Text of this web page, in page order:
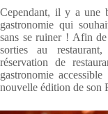
Cependant, il y a une
gastronomie qui
sans se ruiner ! Afin
sorties au
réservation de
gastronomie
nouvelle édition de son